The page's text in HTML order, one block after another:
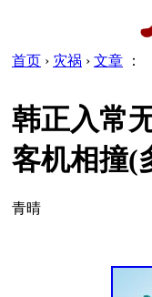
首页 › 灾祸 › 文章 ：
韩正入常
客机相撞(
青晴